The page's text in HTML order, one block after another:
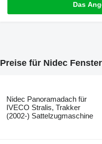
Das
Preise für Nidec
Nidec Panoramadach für
IVECO Stralis, Trakker
(2002-) Sattelzugmaschine